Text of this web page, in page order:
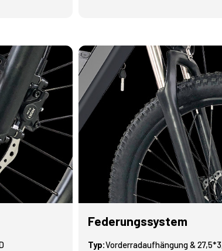
Federungssystem
Typ:Vorderradaufhängung &